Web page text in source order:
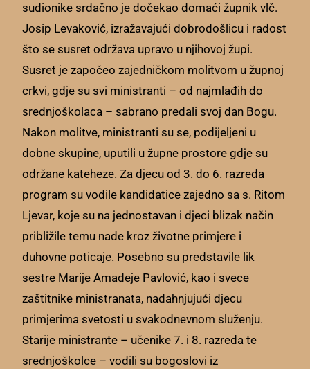
sudionike srdačno je dočekao domaći župnik vlč.
Josip Levaković, izražavajući dobrodošlicu i radost
što se susret održava upravo u njihovoj župi.
Susret je započeo zajedničkom molitvom u župnoj
crkvi, gdje su svi ministranti – od najmlađih do
srednjoškolaca – sabrano predali svoj dan Bogu.
Nakon molitve, ministranti su se, podijeljeni u
dobne skupine, uputili u župne prostore gdje su
održane kateheze. Za djecu od 3. do 6. razreda
program su vodile kandidatice zajedno sa s. Ritom
Ljevar, koje su na jednostavan i djeci blizak način
približile temu nade kroz životne primjere i
duhovne poticaje. Posebno su predstavile lik
sestre Marije Amadeje Pavlović, kao i svece
zaštitnike ministranata, nadahnjujući djecu
primjerima svetosti u svakodnevnom služenju.
Starije ministrante – učenike 7. i 8. razreda te
srednjoškolce – vodili su bogoslovi iz